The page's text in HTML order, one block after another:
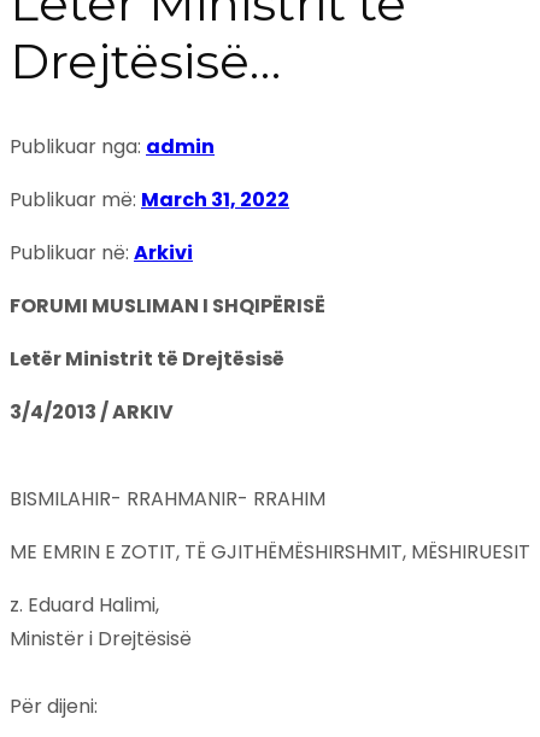
Drejtësisë…
Publikuar nga: admin
Publikuar më: March 31, 2022
Publikuar në: Arkivi
FORUMI MUSLIMAN I SHQIPËRISË
Letër Ministrit të Drejtësisë
3/4/2013 / ARKIV
BISMILAHIR- RRAHMANIR- RRAHIM
ME EMRIN E ZOTIT, TË GJITHËMËSHIRSHMIT, MËSHIRUESIT
z. Eduard Halimi,
Ministër i Drejtësisë
Për dijeni: